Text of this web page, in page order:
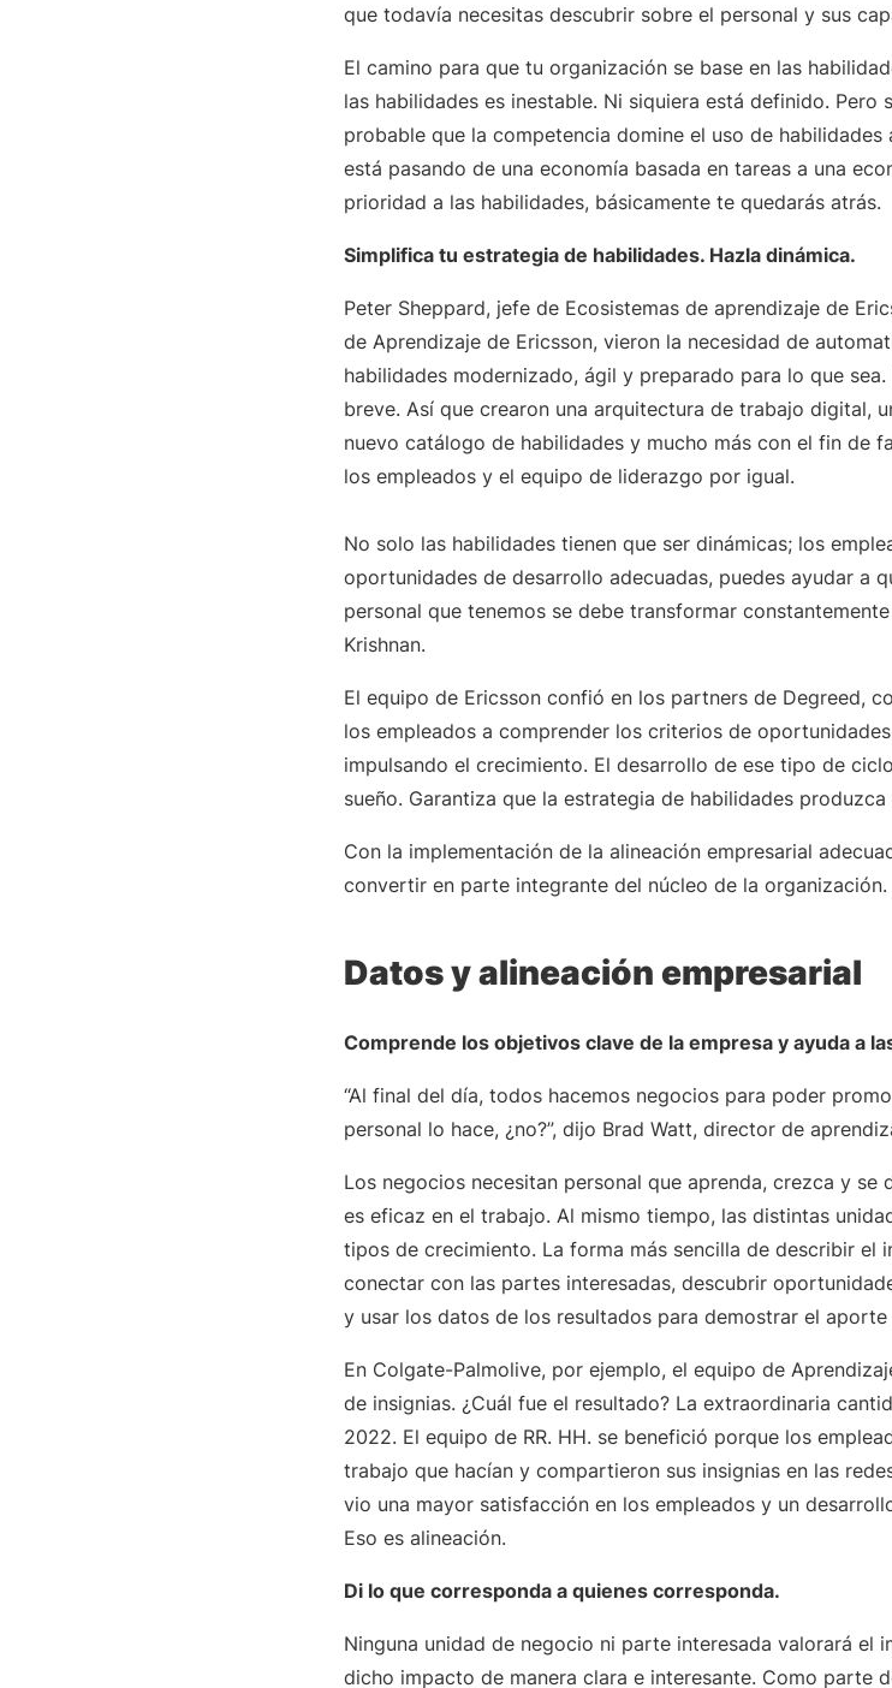
que todavía necesitas descubrir sobre el personal y sus
El camino para que tu organización se base en las
las habilidades es inestable. Ni siquiera está definido. Pero
probable que la competencia domine el uso de
está pasando de una economía basada en tareas a una
prioridad a las habilidades, básicamente te quedarás atrás.
Simplifica tu estrategia de habilidades. Hazla dinámica.
Peter Sheppard, jefe de Ecosistemas de aprendizaje de
de Aprendizaje de Ericsson, vieron la necesidad de
habilidades modernizado, ágil y preparado para lo que
breve. Así que crearon una arquitectura de trabajo digital,
nuevo catálogo de habilidades y mucho más con el fin de
los empleados y el equipo de liderazgo por igual.
No solo las habilidades tienen que ser dinámicas; los
oportunidades de desarrollo adecuadas, puedes ayudar a
personal que tenemos se debe transformar
Krishnan.
El equipo de Ericsson confió en los partners de Degreed,
los empleados a comprender los criterios de
impulsando el crecimiento. El desarrollo de ese tipo de
sueño. Garantiza que la estrategia de habilidades
Con la implementación de la alineación empresarial
convertir en parte integrante del núcleo de la organización.
Datos y alineación empresarial
Comprende los objetivos clave de la empresa y ayuda a
“Al final del día, todos hacemos negocios para poder
personal lo hace, ¿no?”, dijo Brad Watt, director de
Los negocios necesitan personal que aprenda, crezca y
es eficaz en el trabajo. Al mismo tiempo, las distintas
tipos de crecimiento. La forma más sencilla de describir el
conectar con las partes interesadas, descubrir
y usar los datos de los resultados para demostrar el aporte
En Colgate-Palmolive, por ejemplo, el equipo de
de insignias. ¿Cuál fue el resultado? La extraordinaria
2022. El equipo de RR. HH. se benefició porque los
trabajo que hacían y compartieron sus insignias en las
vio una mayor satisfacción en los empleados y un
Eso es alineación.
Di lo que corresponda a quienes corresponda.
Ninguna unidad de negocio ni parte interesada valorará el
dicho impacto de manera clara e interesante. Como parte